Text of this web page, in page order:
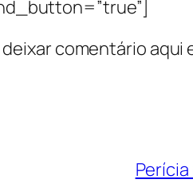
comentário aqui